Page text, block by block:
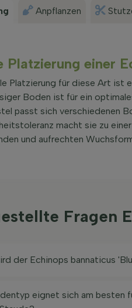
Anpflanzen
Platzierung einer
Platzierung für diese Art ist
Boden ist für ein
passt sich verschiedenen
macht sie zu
und aufrechten
Fragen
der Echinops bannaticus
eignet sich am besten